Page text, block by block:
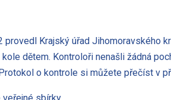
provedl Krajský úřad Jihomoravského
dětem. Kontroloři nenašli žádná
o kontrole si můžete přečíst v